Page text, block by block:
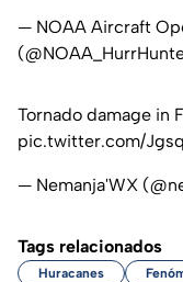
— NOAA Aircraft
Tornado damage in
pic.twitter.com/
— Nemanja'WX
Tags relacionados
Huracanes